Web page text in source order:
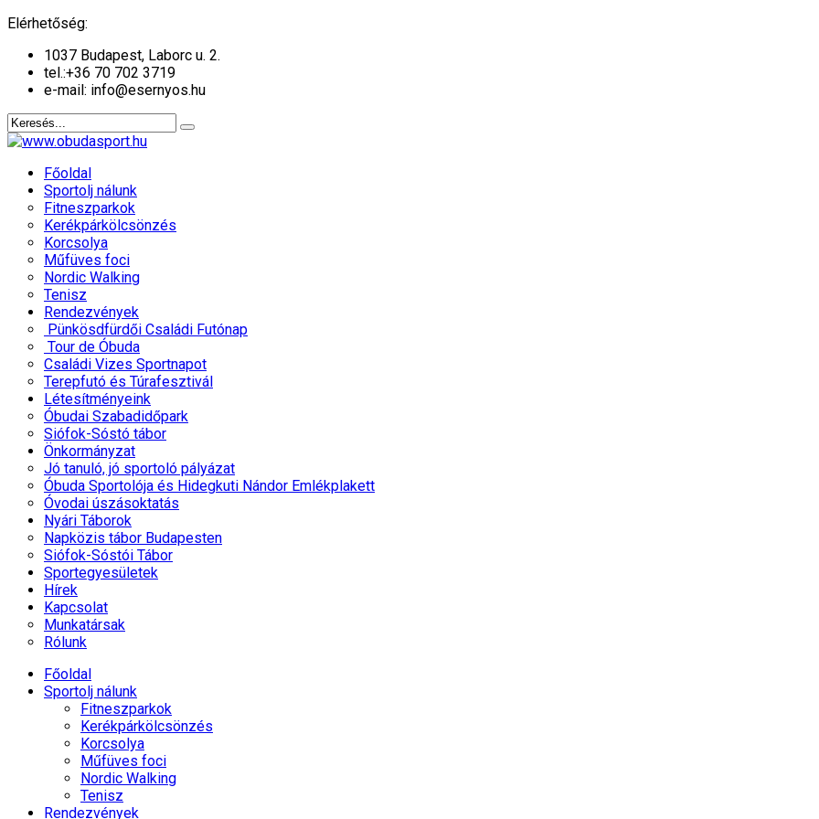
Elérhetőség:
1037 Budapest, Laborc u. 2.
tel.:+36 70 702 3719
e-mail: info@esernyos.hu
Főoldal
Sportolj nálunk
Fitneszparkok
Kerékpárkölcsönzés
Korcsolya
Műfüves foci
Nordic Walking
Tenisz
Rendezvények
Pünkösdfürdői Családi Futónap
Tour de Óbuda
Családi Vizes Sportnapot
Terepfutó és Túrafesztivál
Létesítményeink
Óbudai Szabadidőpark
Siófok-Sóstó tábor
Önkormányzat
Jó tanuló, jó sportoló pályázat
Óbuda Sportolója és Hidegkuti Nándor Emlékplakett
Óvodai úszásoktatás
Nyári Táborok
Napközis tábor Budapesten
Siófok-Sóstói Tábor
Sportegyesületek
Hírek
Kapcsolat
Munkatársak
Rólunk
Főoldal
Sportolj nálunk
Fitneszparkok
Kerékpárkölcsönzés
Korcsolya
Műfüves foci
Nordic Walking
Tenisz
Rendezvények
év
hónap
év
hónap